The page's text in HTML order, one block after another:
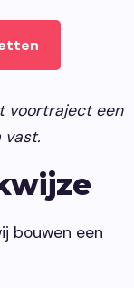
voortraject een
vast.
bouwen een